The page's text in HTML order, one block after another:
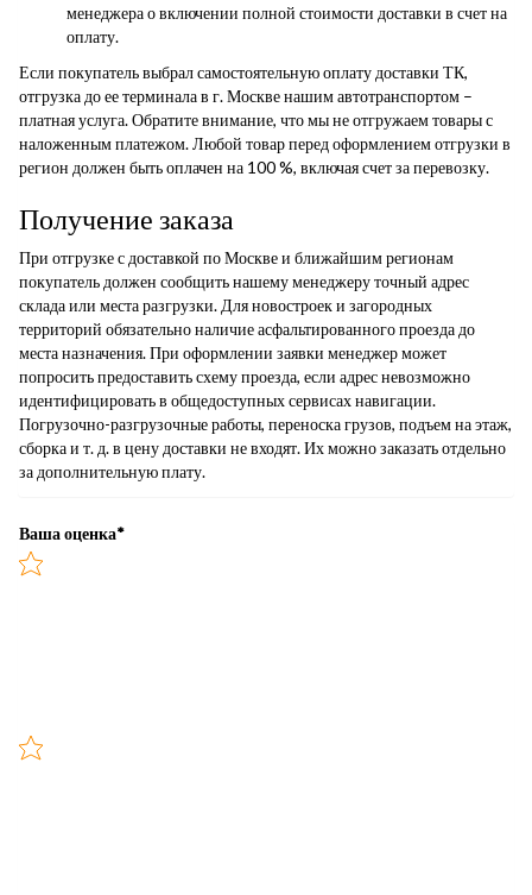
менеджера о включении полной стоимости доставки в счет на
оплату.
Если покупатель выбрал самостоятельную оплату доставки ТК,
отгрузка до ее терминала в г. Москве нашим автотранспортом –
платная услуга. Обратите внимание, что мы не отгружаем товары с
наложенным платежом. Любой товар перед оформлением отгрузки в
регион должен быть оплачен на 100 %, включая счет за перевозку.
Получение заказа
При отгрузке с доставкой по Москве и ближайшим регионам
покупатель должен сообщить нашему менеджеру точный адрес
склада или места разгрузки. Для новостроек и загородных
территорий обязательно наличие асфальтированного проезда до
места назначения. При оформлении заявки менеджер может
попросить предоставить схему проезда, если адрес невозможно
идентифицировать в общедоступных сервисах навигации.
Погрузочно-разгрузочные работы, переноска грузов, подъем на этаж,
сборка и т. д. в цену доставки не входят. Их можно заказать отдельно
за дополнительную плату.
Ваша оценка*